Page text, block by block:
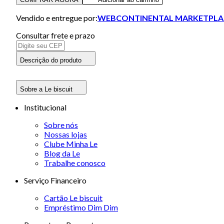
Vendido e entregue por:WEBCONTINENTAL
Consultar frete e prazo
Descrição do produto
Sobre a Le biscuit
Institucional
Sobre nós
Nossas lojas
Clube Minha Le
Blog da Le
Trabalhe conosco
Serviço Financeiro
Cartão Le biscuit
Empréstimo Dim Dim